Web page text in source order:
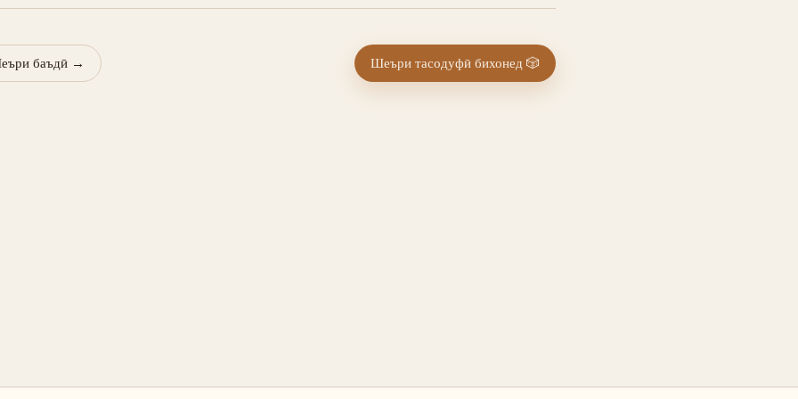
баъдӣ → Шеъри тасодуфӣ бихонед 🎲